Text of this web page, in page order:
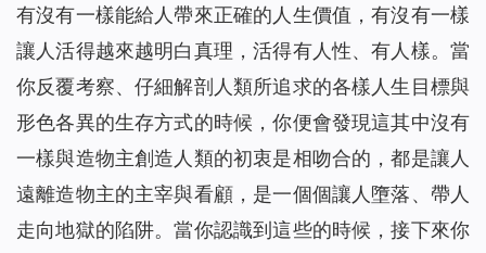
有沒有一樣能給人帶來正確的人生價值，有沒有一樣
讓人活得越來越明白真理，活得有人性、有人樣。當
你反覆考察、仔細解剖人類所追求的各樣人生目標與
形色各異的生存方式的時候，你便會發現這其中沒有
一樣與造物主創造人類的初衷是相吻合的，都是讓人
遠離造物主的主宰與看顧，是一個個讓人墮落、帶人
走向地獄的陷阱。當你認識到這些的時候，接下來你